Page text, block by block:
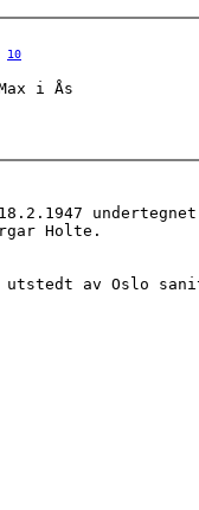
10
Max i Ås
Holte.
av Oslo